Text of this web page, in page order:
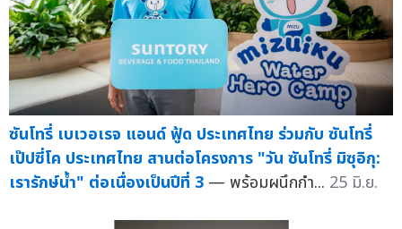
ซันโทรี่ เบเวอเรจ แอนด์ ฟู้ด ประเทศไทย ร่วมกับ ซันโทรี่
เป๊ปซี่โค ประเทศไทย สานต่อโครงการ "วัน ซันโทรี่ มิซุอิกุ:
เรารักษ์น้ำ" ต่อเนื่องเป็นปีที่ 3 — พร้อมผนึกกำ... 25 มิ.ย.